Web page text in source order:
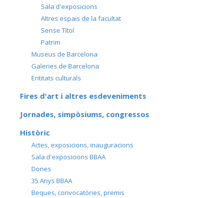
Sala d'exposicions
Altres espais de la facultat
Sense Títol
Patrim
Museus de Barcelona
Galeries de Barcelona
Entitats culturals
Fires d'art i altres esdeveniments
Jornades, simpòsiums, congressos
Històric
Actes, exposicions, inauguracions
Sala d'exposicions BBAA
Dones
35 Anys BBAA
Beques, convocatòries, premis